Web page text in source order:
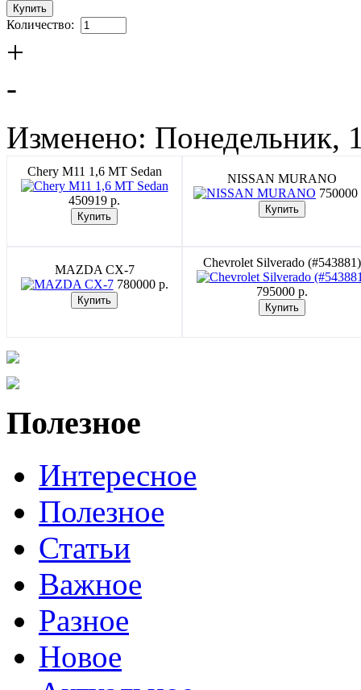
Количество:
+
-
Изменено: Понедельник,
Chery M11 1,6 MT Sedan
450919 p.
NISSAN MURANO
750000
MAZDA CX-7
780000 p.
Chevrolet Silverado (#543881)
795000 p.
Полезное
Интересное
Полезное
Статьи
Важное
Разное
Новое